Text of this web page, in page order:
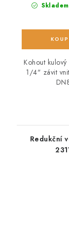
Skladem
Kohout kulový
1/4" závit
Redukční